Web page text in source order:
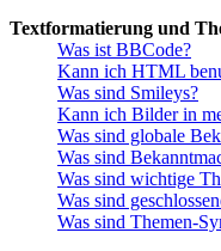
Textformatierung und
Was ist BBCode?
Kann ich HTML
Was sind Smileys?
Kann ich Bilder in
Was sind globale
Was sind
Was sind wichtige
Was sind
Was sind Themen-